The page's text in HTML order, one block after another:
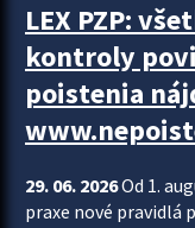
LEX PZP:
kontroly
poistenia
29. 06. 2026Od 1.
praxe nové pravidlá